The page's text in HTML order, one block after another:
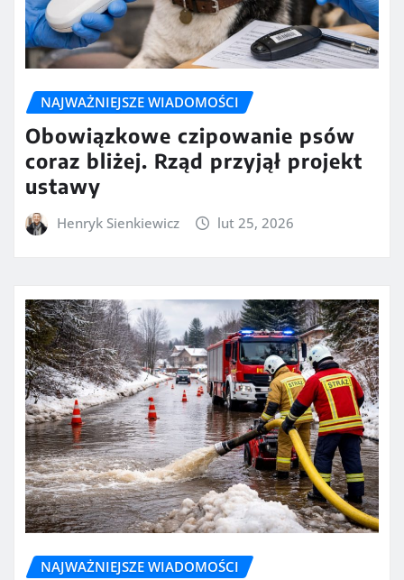
NAJWAŻNIEJSZE WIADOMOŚCI
Obowiązkowe czipowanie psów
coraz bliżej. Rząd przyjął projekt
ustawy
Henryk Sienkiewicz lut 25, 2026
NAJWAŻNIEJSZE WIADOMOŚCI